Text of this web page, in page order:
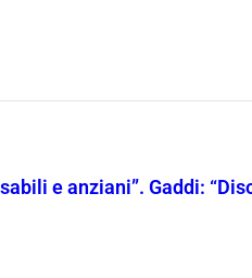
e anziani”. Gaddi: